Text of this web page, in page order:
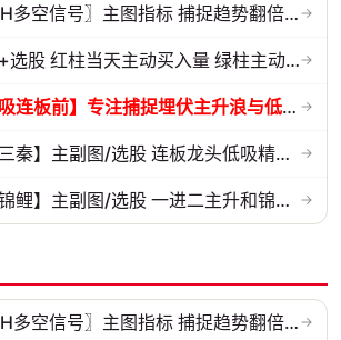
通达信〖DKXH多空信号〗主图指标 捕捉趋势翻倍牛股的最佳股票指标公式之... →
主力量能副图+选股 红柱当天主动买入量 绿柱主动卖出量→
金钻指标【低吸连板前】专注捕捉埋伏主升浪与低吸连板节点 信号全天锁定... →
通达信【底定三秦】主副图/选股 连板龙头低吸精准量化 出票少而精 五年... →
通达信【万福锦鲤】主副图/选股 一进二主升和锦鲤回调两种模式 源码 →
通达信〖DKXH多空信号〗主图指标 捕捉趋势翻倍牛股的最佳股票指标公式之... →